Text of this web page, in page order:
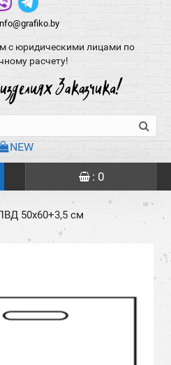
с юридическими лицами по
расчету!
NEW
: 0
50х60+3,5 см